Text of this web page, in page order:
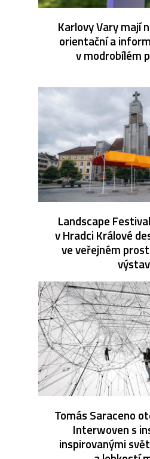
Karlovy Vary mají
orientační a
v modrobílém
Landscape
v Hradci Králové
ve veřejném
výstav
Tomás Saraceno
Interwoven s
inspirovanými